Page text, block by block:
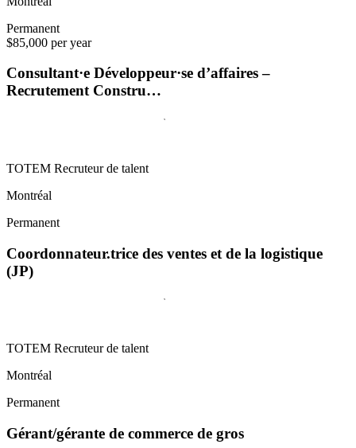
Permanent
$85,000 per year
Consultant·e Développeur·se d’affaires –
Recrutement Constru…
TOTEM Recruteur de talent
Montréal
Permanent
Coordonnateur.trice des ventes et de la logistique
(JP)
TOTEM Recruteur de talent
Montréal
Permanent
Gérant/gérante de commerce de gros